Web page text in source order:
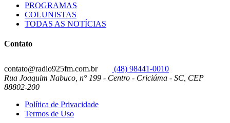
PROGRAMAS
COLUNISTAS
TODAS AS NOTÍCIAS
Contato
contato@radio925fm.com.br
(48) 98441-0010
Rua Joaquim Nabuco, n° 199 - Centro - Criciúma - SC, CEP
88802-200
Política de Privacidade
Termos de Uso